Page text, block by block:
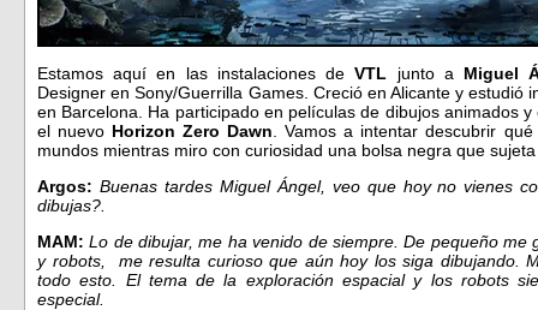
Estamos aquí en las instalaciones deVTL junto a Miguel
Designer en Sony/Guerrilla Games. Creció en Alicante y estudió
en Barcelona. Ha participado en películas de dibujos animados
el nuevo Horizon Zero Dawn . Vamos a intentar descubrir
mundos mientras miro con curiosidad una bolsa negra que
Argos: Buenas tardes Miguel Ángel, veo que hoy no vienes
dibujas?.
MAM: Lo de dibujar, me ha venido de siempre. De pequeño me
y robots, me resulta curioso que aún hoy los siga dibujando.
todo esto. El tema de la exploración espacial y los robots
especial.